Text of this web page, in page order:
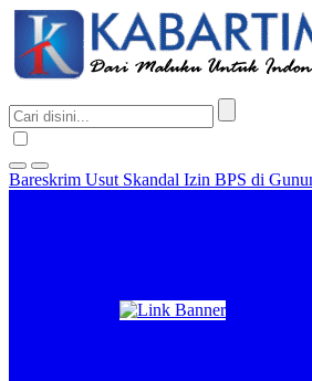
Bareskrim Usut Skandal Izin BPS di